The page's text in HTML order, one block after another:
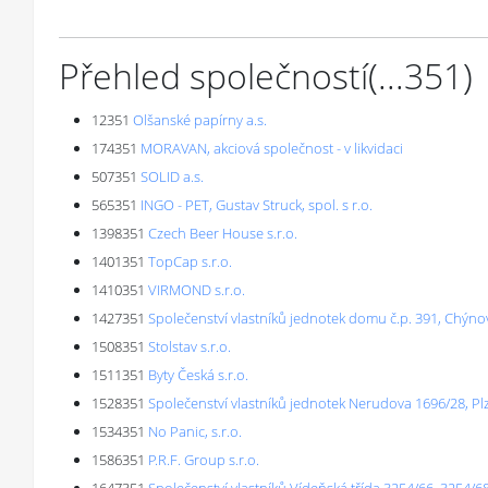
Přehled společností(...351)
12351 Olšanské papírny a.s.
174351 MORAVAN, akciová společnost - v likvidaci
507351 SOLID a.s.
565351 INGO - PET, Gustav Struck, spol. s r.o.
1398351 Czech Beer House s.r.o.
1401351 TopCap s.r.o.
1410351 VIRMOND s.r.o.
1427351 Společenství vlastníků jednotek domu č.p. 391,
1508351 Stolstav s.r.o.
1511351 Byty Česká s.r.o.
1528351 Společenství vlastníků jednotek Nerudova 1696/28,
1534351 No Panic, s.r.o.
1586351 P.R.F. Group s.r.o.